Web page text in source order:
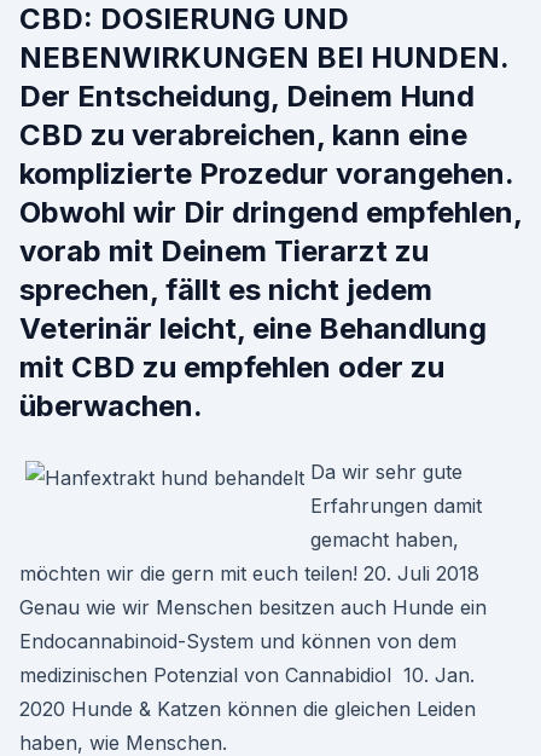
CBD: DOSIERUNG UND
NEBENWIRKUNGEN BEI HUNDEN.
Der Entscheidung, Deinem Hund
CBD zu verabreichen, kann eine
komplizierte Prozedur vorangehen.
Obwohl wir Dir dringend empfehlen,
vorab mit Deinem Tierarzt zu
sprechen, fällt es nicht jedem
Veterinär leicht, eine Behandlung
mit CBD zu empfehlen oder zu
überwachen.
Da wir sehr gute
Erfahrungen damit
gemacht haben,
möchten wir die gern mit euch teilen! 20. Juli 2018
Genau wie wir Menschen besitzen auch Hunde ein
Endocannabinoid-System und können von dem
medizinischen Potenzial von Cannabidiol 10. Jan.
2020 Hunde & Katzen können die gleichen Leiden
haben, wie Menschen.